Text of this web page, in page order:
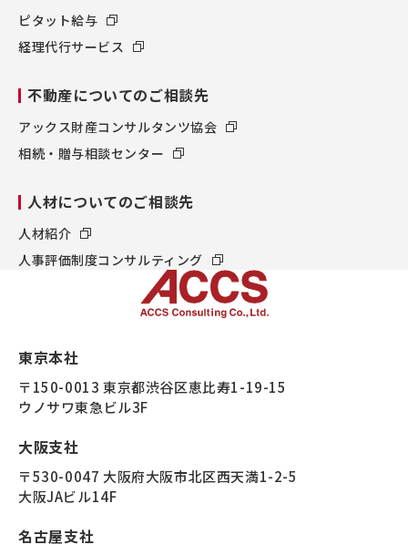
ピタット給与
経理代行サービス
不動産についてのご相談先
アックス財産コンサルタンツ協会
相続・贈与相談センター
人材についてのご相談先
人材紹介
人事評価制度コンサルティング
東京本社
〒150-0013 東京都渋谷区恵比寿1-19-15
ウノサワ東急ビル3F
大阪支社
〒530-0047 大阪府大阪市北区西天満1-2-5
大阪JAビル14F
名古屋支社